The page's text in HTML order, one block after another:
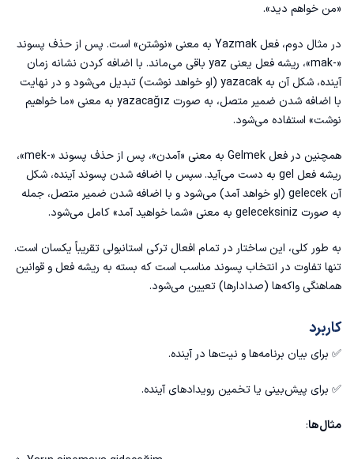
«من خواهم دید».
در مثال دوم، فعل Yazmak به معنی «نوشتن» است. پس از حذف پسوند
«-mak»، ریشه فعل یعنی yaz باقی می‌ماند. با اضافه کردن نشانه زمان
آینده، شکل آن به yazacak (او خواهد نوشت) تبدیل می‌شود و در نهایت
با اضافه شدن ضمیر متصل، به صورت yazacağız به معنی «ما خواهیم
نوشت» استفاده می‌شود.
همچنین در فعل Gelmek به معنی «آمدن»، پس از حذف پسوند «-mek»،
ریشه فعل gel به دست می‌آید. سپس با اضافه شدن پسوند آینده، شکل
آن gelecek (او خواهد آمد) می‌شود و با اضافه شدن ضمیر متصل، جمله
به صورت geleceksiniz به معنی «شما خواهید آمد» کامل می‌شود.
به طور کلی، این ساختار در تمام افعال ترکی استانبولی تقریباً یکسان است.
تنها تفاوت در انتخاب پسوند مناسب است که بسته به ریشه فعل و قوانین
هماهنگی واکه‌ها (صدادارها) تعیین می‌شود.
کاربرد
✅ برای بیان برنامه‌ها و نیت‌ها در آینده.
✅ برای پیش‌بینی یا تخمین رویدادهای آینده.
مثال‌ها: